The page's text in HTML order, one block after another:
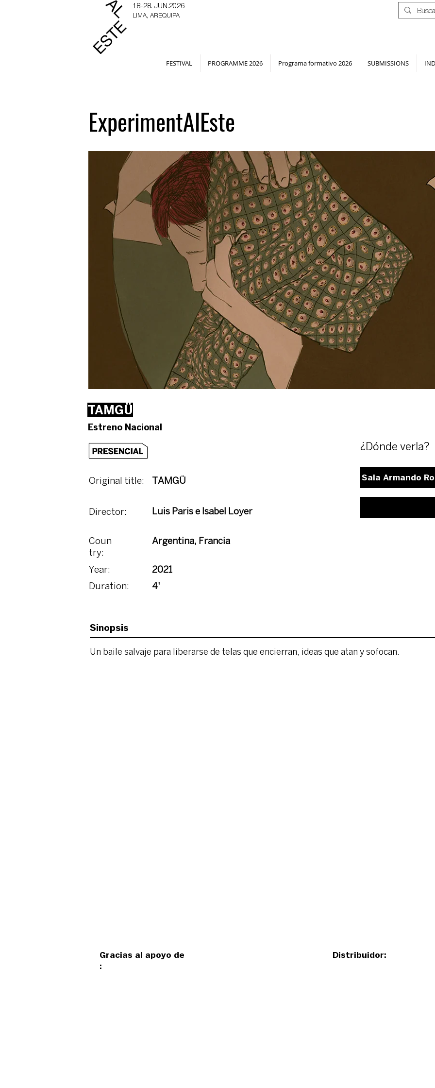
18-28. JUN.2026
LIMA, AREQUIPA
FESTIVAL PROGRAMME 2026 Programa formativo 2026 SUBMISSIONS
ExperimentAlEste
TAMGÜ
Estreno Nacional
Original title:
Director:
Coun
try:
Year:
Duration:
TAMGÜ
Luis Paris e Isabel Loyer
Argentina, Francia
2021
4'
¿Dónde verla?
Sala Armando
Sinopsis
Un baile salvaje para liberarse de telas que encierran, ideas que atan y sofocan.
Gracias al apoyo de
:
Distribuidor: